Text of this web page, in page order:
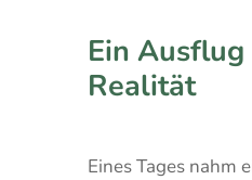
Ein
Realität
Eines Tages nahm